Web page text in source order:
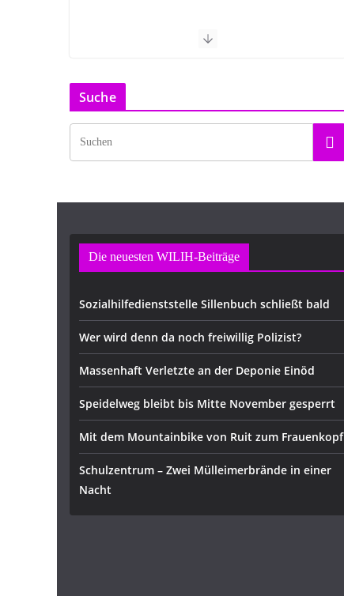
Suche
Die neuesten WILIH-Beiträge
Sozialhilfedienststelle Sillenbuch schließt bald
Wer wird denn da noch freiwillig Polizist?
Massenhaft Verletzte an der Deponie Einöd
Speidelweg bleibt bis Mitte November gesperrt
Mit dem Mountainbike von Ruit zum Frauenkopf
Schulzentrum – Zwei Mülleimerbrände in einer
Nacht